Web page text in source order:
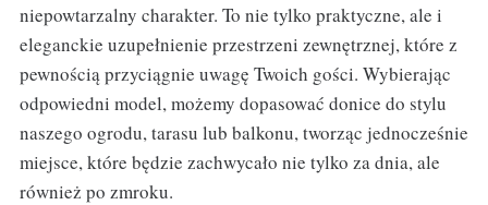
niepowtarzalny charakter. To nie tylko praktyczne, ale i
eleganckie uzupełnienie przestrzeni zewnętrznej, które z
pewnością przyciągnie uwagę Twoich gości. Wybierając
odpowiedni model, możemy dopasować donice do stylu
naszego ogrodu, tarasu lub balkonu, tworząc jednocześnie
miejsce, które będzie zachwycało nie tylko za dnia, ale
również po zmroku.